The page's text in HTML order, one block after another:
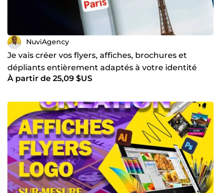
NuviAgency
Je vais créer vos flyers, affiches, brochures et
dépliants entièrement adaptés à votre identité
visuelle
À partir de 25,09 $US